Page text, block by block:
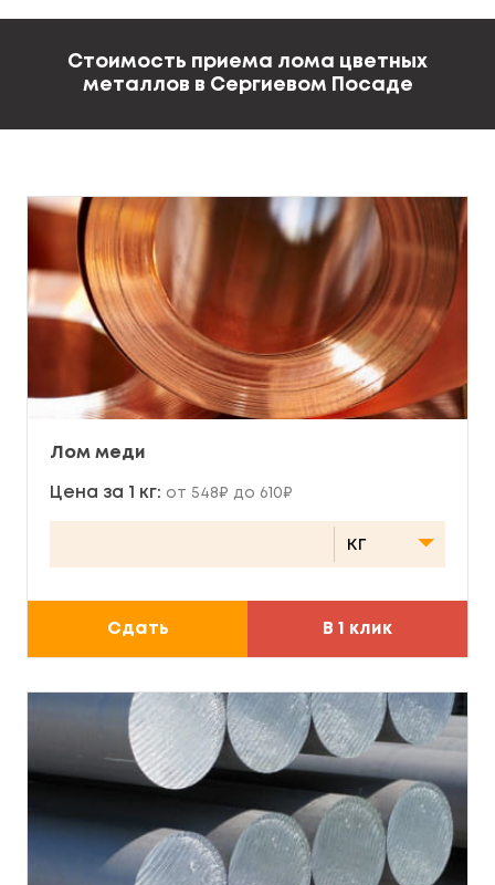
Стоимость приема лома цветных
металлов в Сергиевом Посаде
Лом меди
Цена за 1 кг: от 548₽ до 610₽
Сдать В 1 клик